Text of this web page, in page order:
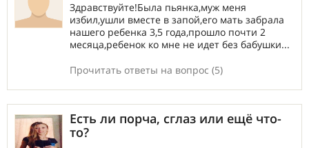
Здравствуйте!Была пьянка,муж меня
избил,ушли вместе в запой,его мать забрала
нашего ребенка 3,5 года,прошло почти 2
месяца,ребенок ко мне не идет без бабушки...
Прочитать ответы на вопрос (5)
Есть ли порча, сглаз или ещё что-
то?